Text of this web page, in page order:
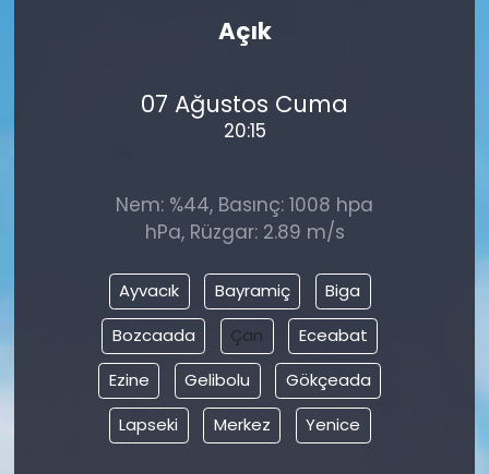
Açık
07 Ağustos Cuma
20:15
Nem: %44, Basınç: 1008 hpa
hPa, Rüzgar: 2.89 m/s
Ayvacık Bayramiç
Biga
Bozcaada
Çan
Eceabat
Ezine
Gelibolu
Gökçeada
Lapseki
Merkez Yenice